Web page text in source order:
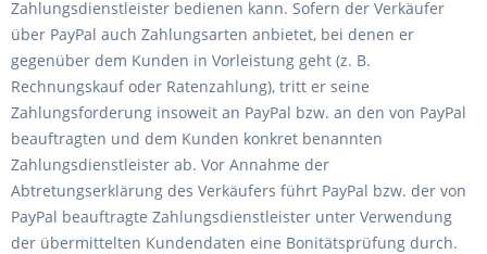
Zahlungsdienstleister bedienen kann. Sofern der Verkäufer
über PayPal auch Zahlungsarten anbietet, bei denen er
gegenüber dem Kunden in Vorleistung geht (z. B.
Rechnungskauf oder Ratenzahlung), tritt er seine
Zahlungsforderung insoweit an PayPal bzw. an den von PayPal
beauftragten und dem Kunden konkret benannten
Zahlungsdienstleister ab. Vor Annahme der
Abtretungserklärung des Verkäufers führt PayPal bzw. der von
PayPal beauftragte Zahlungsdienstleister unter Verwendung
der übermittelten Kundendaten eine Bonitätsprüfung durch.